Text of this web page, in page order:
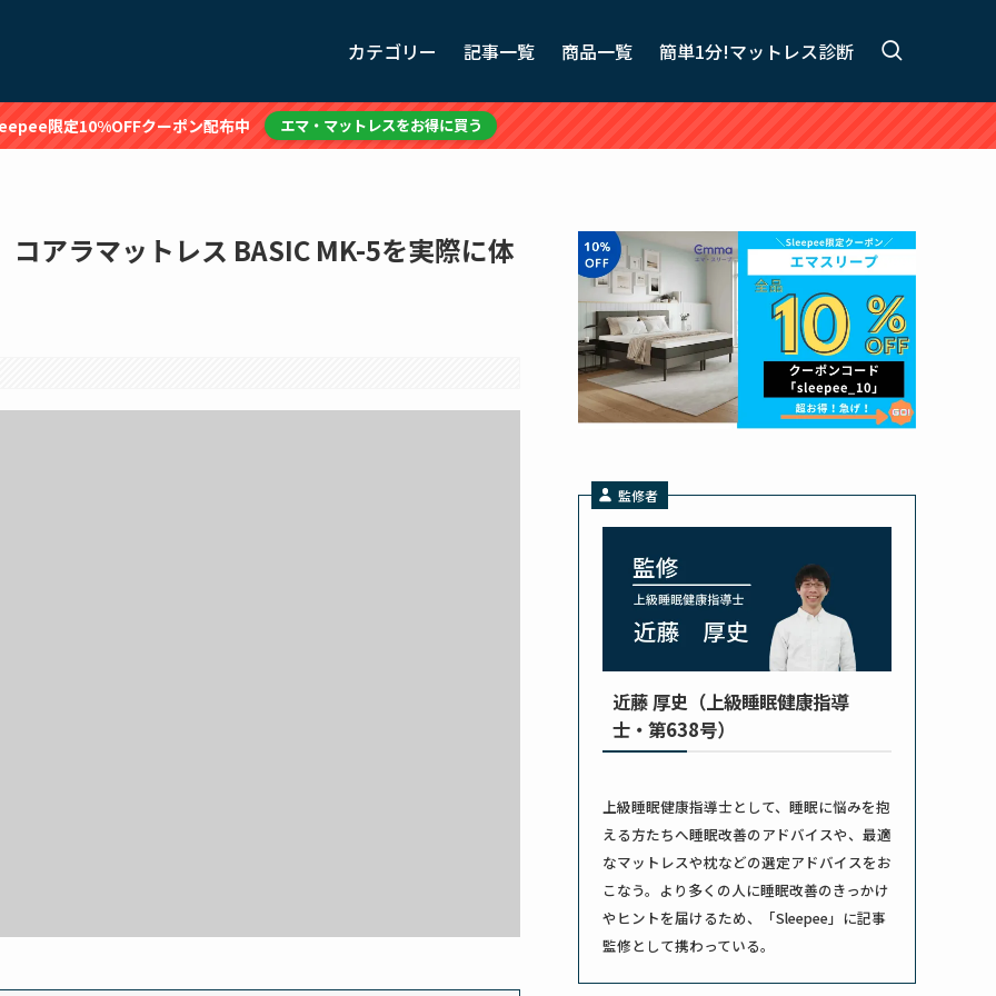
カテゴリー 記事一覧 商品一覧 簡単1分!マットレス診断
限定10%OFFクーポン配布中 エマ・マットレスをお得に買う
コアラマットレス BASIC MK-5を実際に体
監修者
近藤 厚史（上級睡眠健康指導
士・第638号）
上級睡眠健康指導士として、睡眠に悩みを抱
える方たちへ睡眠改善のアドバイスや、最適
なマットレスや枕などの選定アドバイスをお
こなう。より多くの人に睡眠改善のきっかけ
やヒントを届けるため、「Sleepee」に記事
監修として携わっている。